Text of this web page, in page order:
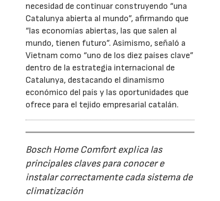
necesidad de continuar construyendo “una
Catalunya abierta al mundo”, afirmando que
“las economías abiertas, las que salen al
mundo, tienen futuro”. Asimismo, señaló a
Vietnam como “uno de los diez países clave”
dentro de la estrategia internacional de
Catalunya, destacando el dinamismo
económico del país y las oportunidades que
ofrece para el tejido empresarial catalán.
Bosch Home Comfort explica las
principales claves para conocer e
instalar correctamente cada sistema de
climatización